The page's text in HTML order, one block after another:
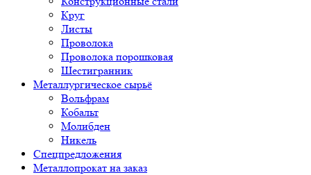
Круг
Листы
Проволока
Проволока порошковая
Шестигранник
Металлургическое сырьё
Вольфрам
Кобальт
Молибден
Никель
Спецпредложения
Металлопрокат на заказ